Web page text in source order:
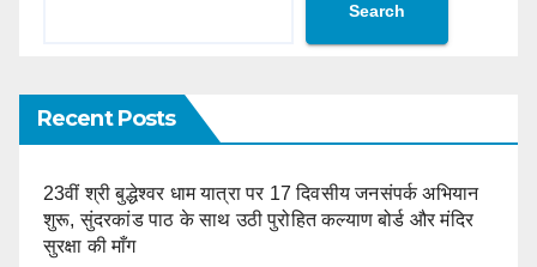
Search
Recent Posts
23वीं श्री बुद्धेश्वर धाम यात्रा पर 17 दिवसीय जनसंपर्क अभियान
शुरू, सुंदरकांड पाठ के साथ उठी पुरोहित कल्याण बोर्ड और मंदिर
सुरक्षा की माँग